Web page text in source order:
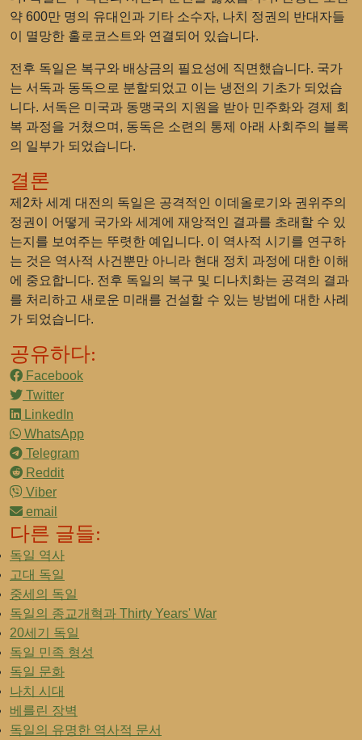
약 600만 명의 유대인과 기타 소수자, 나치 정권의 반대자들
이 멸망한 홀로코스트와 연결되어 있습니다.
전후 독일은 복구와 배상금의 필요성에 직면했습니다. 국가
는 서독과 동독으로 분할되었고 이는 냉전의 기초가 되었습
니다. 서독은 미국과 동맹국의 지원을 받아 민주화와 경제 회
복 과정을 거쳤으며, 동독은 소련의 통제 아래 사회주의 블록
의 일부가 되었습니다.
결론
제2차 세계 대전의 독일은 공격적인 이데올로기와 권위주의
정권이 어떻게 국가와 세계에 재앙적인 결과를 초래할 수 있
는지를 보여주는 뚜렷한 예입니다. 이 역사적 시기를 연구하
는 것은 역사적 사건뿐만 아니라 현대 정치 과정에 대한 이해
에 중요합니다. 전후 독일의 복구 및 디나치화는 공격의 결과
를 처리하고 새로운 미래를 건설할 수 있는 방법에 대한 사례
가 되었습니다.
공유하다:
Facebook
Twitter
LinkedIn
WhatsApp
Telegram
Reddit
Viber
email
다른 글들:
독일 역사
고대 독일
중세의 독일
독일의 종교개혁과 Thirty Years' War
20세기 독일
독일 민족 형성
독일 문화
나치 시대
베를린 장벽
독일의 유명한 역사적 문서